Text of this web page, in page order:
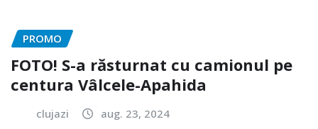
PROMO
FOTO! S-a răsturnat cu camionul pe
centura Vâlcele-Apahida
clujazi aug. 23, 2024